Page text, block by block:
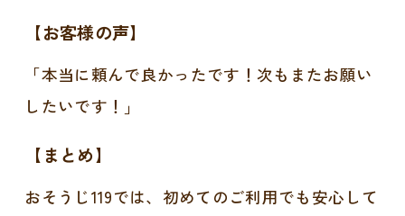
【お客様の声】
「本当に頼んで良かったです！次もまたお願い
したいです！」
【まとめ】
おそうじ119では、初めてのご利用でも安心して